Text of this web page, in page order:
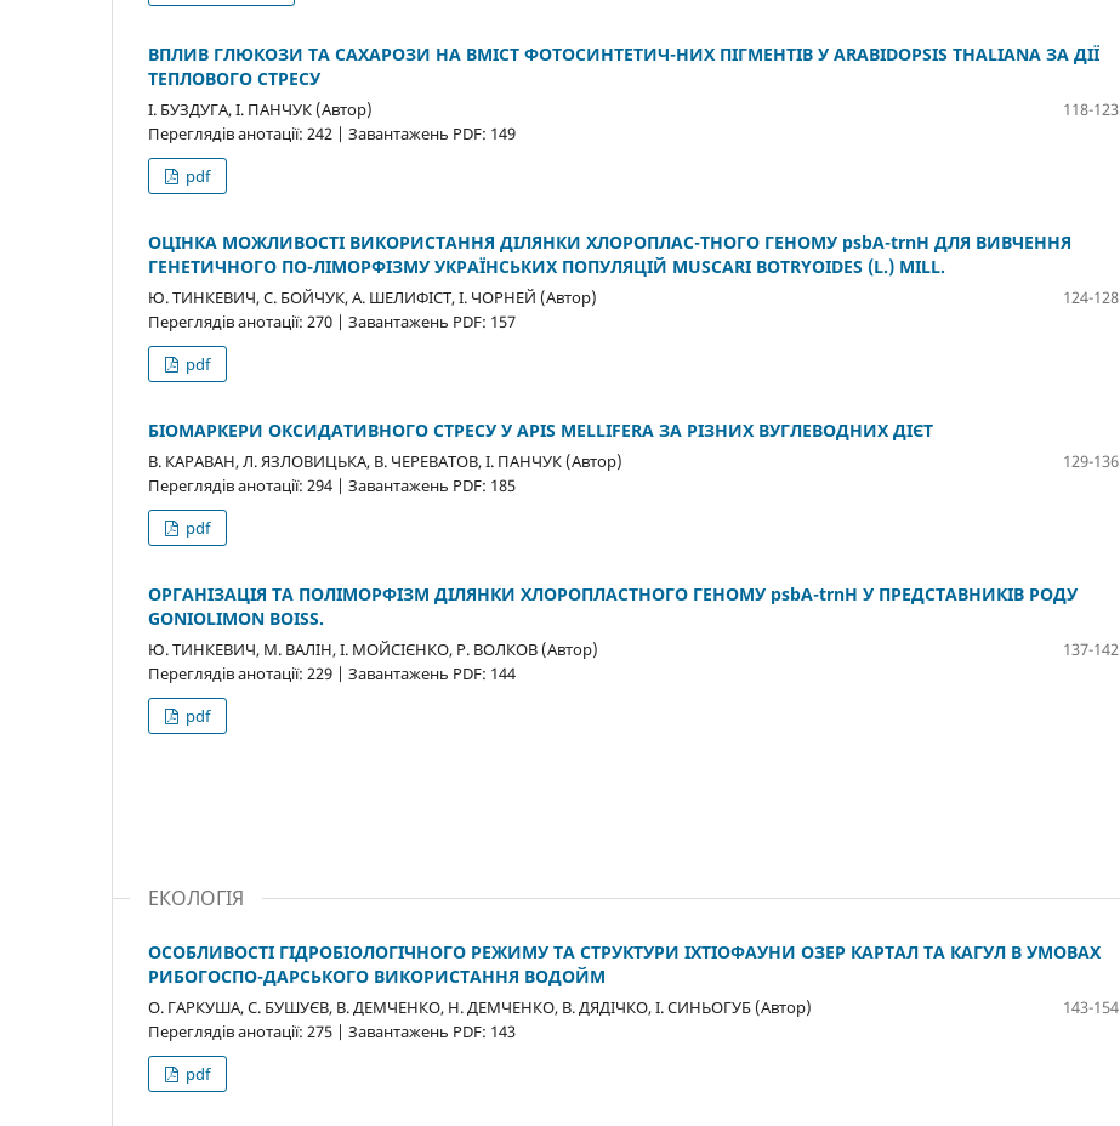
ВПЛИВ ГЛЮКОЗИ ТА САХАРОЗИ НА ВМІСТ ФОТОСИНТЕТИЧ-НИХ ПІГМЕНТІВ У ARABIDOPSIS THALIANA ЗА ДІЇ
ТЕПЛОВОГО СТРЕСУ
І. БУЗДУГА, І. ПАНЧУК (Автор)
118-123
Переглядів анотації: 242 | Завантажень PDF: 149
pdf
ОЦІНКА МОЖЛИВОСТІ ВИКОРИСТАННЯ ДІЛЯНКИ ХЛОРОПЛАС-ТНОГО ГЕНОМУ psbA-trnH ДЛЯ ВИВЧЕННЯ
ГЕНЕТИЧНОГО ПО-ЛІМОРФІЗМУ УКРАЇНСЬКИХ ПОПУЛЯЦІЙ MUSCARI BOTRYOIDES (L.) MILL.
Ю. ТИНКЕВИЧ, С. БОЙЧУК, А. ШЕЛИФІСТ, І. ЧОРНЕЙ (Автор)
124-128
Переглядів анотації: 270 | Завантажень PDF: 157
pdf
БІОМАРКЕРИ ОКСИДАТИВНОГО СТРЕСУ У APIS MELLIFERA ЗА РІЗНИХ ВУГЛЕВОДНИХ ДІЄТ
В. КАРАВАН, Л. ЯЗЛОВИЦЬКА, В. ЧЕРЕВАТОВ, І. ПАНЧУК (Автор)
129-136
Переглядів анотації: 294 | Завантажень PDF: 185
pdf
ОРГАНІЗАЦІЯ ТА ПОЛІМОРФІЗМ ДІЛЯНКИ ХЛОРОПЛАСТНОГО ГЕНОМУ psbA-trnH У ПРЕДСТАВНИКІВ РОДУ
GONIOLIMON BOISS.
Ю. ТИНКЕВИЧ, М. ВАЛІН, І. МОЙСІЄНКО, Р. ВОЛКОВ (Автор)
137-142
Переглядів анотації: 229 | Завантажень PDF: 144
pdf
ЕКОЛОГІЯ
ОСОБЛИВОСТІ ГІДРОБІОЛОГІЧНОГО РЕЖИМУ ТА СТРУКТУРИ ІХТІОФАУНИ ОЗЕР КАРТАЛ ТА КАГУЛ В УМОВАХ
РИБОГОСПО-ДАРСЬКОГО ВИКОРИСТАННЯ ВОДОЙМ
О. ГАРКУША, С. БУШУЄВ, В. ДЕМЧЕНКО, Н. ДЕМЧЕНКО, В. ДЯДІЧКО, І. СИНЬОГУБ (Автор)
143-154
Переглядів анотації: 275 | Завантажень PDF: 143
pdf